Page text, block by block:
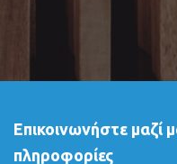
Επικοινωνήστε μαζί
πληροφορίες